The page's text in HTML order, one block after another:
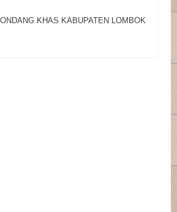
KHAS KABUPATEN LOMBOK